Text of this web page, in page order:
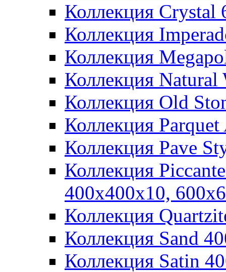
Коллекция Crystal
Коллекция
Коллекция
Коллекция
Коллекция Old
Коллекция
Коллекция Pave
Коллекция
400x400x10,
Коллекция
Коллекция Sand
Коллекция Satin